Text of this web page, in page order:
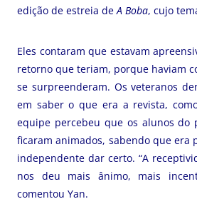
edição de estreia deA Boba, cujo
Eles contaram que estavam
retorno que teriam, porque haviam
se surpreenderam. Os veteranos
em saber o que era a revista,
equipe percebeu que os alunos do
ficaram animados, sabendo que era
independente dar certo. “A
nos deu mais ânimo, mais
comentou Yan.